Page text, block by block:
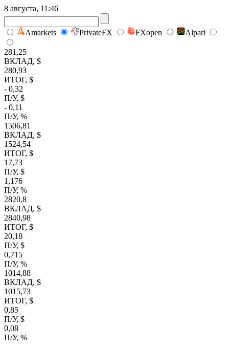
8 августа, 11:46
Amarkets PrivateFX FXopen Alpari
281,25
ВКЛАД, $
280,93
ИТОГ, $
- 0,32
П/У, $
- 0,11
П/У, %
1506,81
ВКЛАД, $
1524,54
ИТОГ, $
17,73
П/У, $
1,176
П/У, %
2820,8
ВКЛАД, $
2840,98
ИТОГ, $
20,18
П/У, $
0,715
П/У, %
1014,88
ВКЛАД, $
1015,73
ИТОГ, $
0,85
П/У, $
0,08
П/У, %